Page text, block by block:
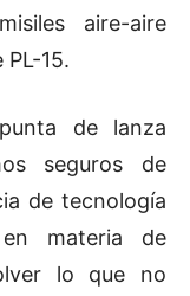
aire-aire
15.
de lanza
seguros de
de tecnología
materia de
lo que no